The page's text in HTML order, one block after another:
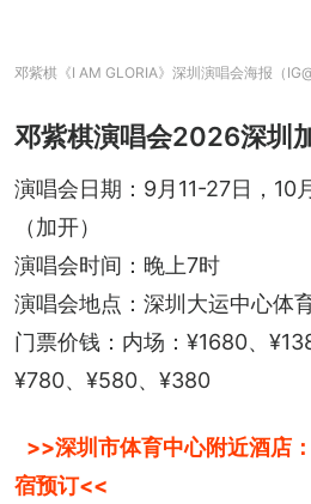
邓紫棋《I AM GLORIA》深圳演唱会海报（
邓紫棋演唱会2026深圳
演唱会日期：9月11-27日，10
（加开）
演唱会时间：晚上7时
演唱会地点：深圳大运中心体
门票价钱：内场：¥1680、
¥780、¥580、¥380
>>深圳市体育中心附近酒店
宿预订<<